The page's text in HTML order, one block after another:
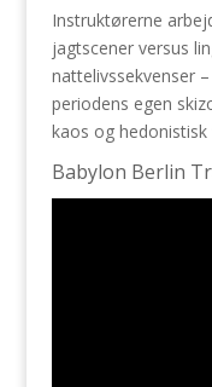
Instruktørerne
jagtscener versus
nattelivssekvenser
periodens egen
kaos og hedonistisk
Babylon Berlin